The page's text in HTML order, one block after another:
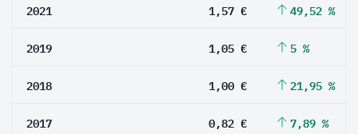
2021 1,57 € 49,52 %
2019 1,05 € 5 %
2018 1,00 € 21,95 %
2017 0,82 € 7,89 %